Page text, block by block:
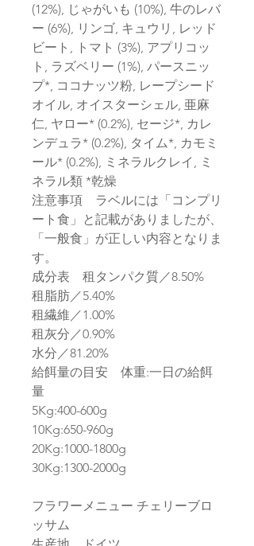
(12%), じゃがいも (10%), 牛のレバ
ー (6%), リンゴ, キュウリ, レッド
ビート, トマト (3%), アプリコッ
ト, ラズベリー (1%), パースニッ
プ*, ココナッツ粉, レープシード
オイル, オイスターシェル, 亜麻
仁, ヤロー* (0.2%), セージ*, カレ
ンデュラ* (0.2%), タイム*, カモミ
ール* (0.2%), ミネラルクレイ, ミ
ネラル類 *乾燥
注意事項 ラベルには「コンプリ
ート食」と記載がありましたが、
「一般食」が正しい内容となりま
す。
成分表 租タンパク質／8.50%
租脂肪／5.40%
租繊維／1.00%
租灰分／0.90%
水分／81.20%
給餌量の目安 体重:一日の給餌
量
5Kg:400-600g
10Kg:650-960g
20Kg:1000-1800g
30Kg:1300-2000g
フラワーメニュー チェリーブロ
ッサム